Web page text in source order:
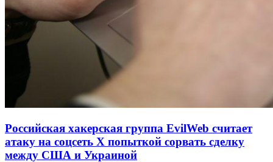
Российская хакерская группа EvilWeb считает
атаку на соцсеть Х попыткой сорвать сделку
между США и Украиной